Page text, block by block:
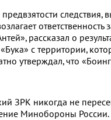
рассказал о
с территории,
утверждал, что
ЗРК никогда не
Минобороны России.